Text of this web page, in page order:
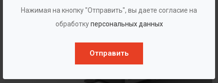
Нажимая на кнопку "Отправить", вы даете согласие на
обработкуперсональных данных
Отправить